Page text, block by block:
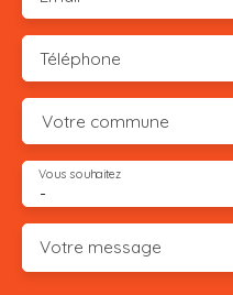
Téléphone
Votre commune
-
Vous souhaitez
Votre message